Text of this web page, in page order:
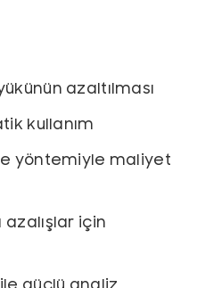
azaltılması
kullanım
yöntemiyle maliyet
azalışlar için